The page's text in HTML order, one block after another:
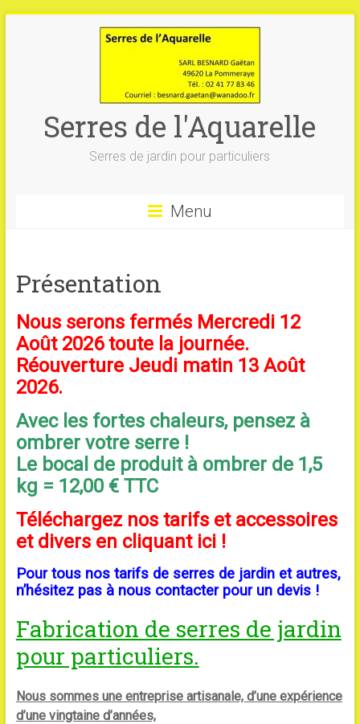
Serres de l'Aquarelle
Serres de jardin pour particuliers
Menu
Présentation
Nous serons fermés Mercredi 12
Août 2026 toute la journée.
Réouverture Jeudi matin 13 Août
2026.
Avec les fortes chaleurs, pensez à
ombrer votre serre !
Le bocal de produit à ombrer de 1,5
kg = 12,00 € TTC
Téléchargez nos tarifs et accessoires
et divers en cliquant ici !
Pour tous nos tarifs de serres de jardin et autres,
n’hésitez pas à nous contacter pour un devis !
Fabrication de serres de jardin
pour particuliers.
Nous sommes une entreprise artisanale, d’une expérience
d’une vingtaine d’années,